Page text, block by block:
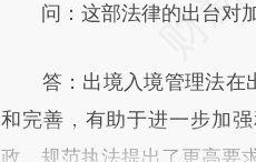
问：这部法律的出台对加
答：出境入境管理法在
和完善，有助于进一步加
政、规范执法提出了更高要求